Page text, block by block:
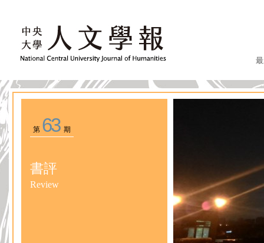
第 63期
書評
Review